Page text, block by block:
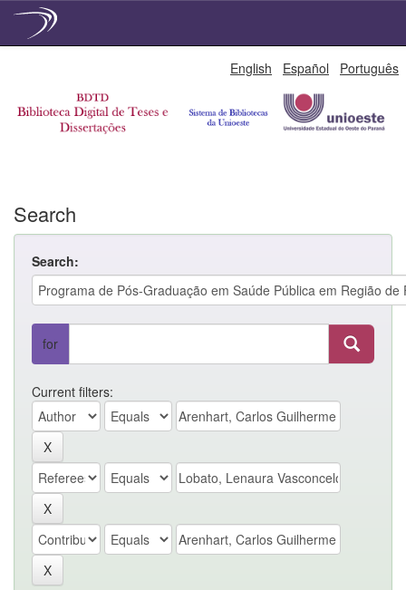
English Español Português
Search
Search:
for
Current filters: